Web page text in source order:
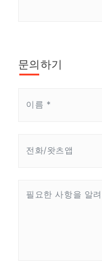
문의하기